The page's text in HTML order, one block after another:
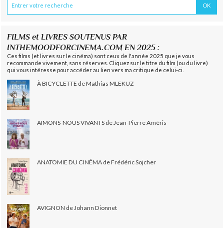
FILMS et LIVRES SOUTENUS PAR
INTHEMOODFORCINEMA.COM EN 2025 :
Ces films (et livres sur le cinéma) sont ceux de l'année 2025 que je vous
recommande vivement, sans réserves. Cliquez sur le titre du film (ou du livre)
qui vous intéresse pour accéder au lien vers ma critique de celui-ci.
À BICYCLETTE de Mathias MLEKUZ
AIMONS-NOUS VIVANTS de Jean-Pierre Améris
ANATOMIE DU CINÉMA de Frédéric Sojcher
AVIGNON de Johann Dionnet